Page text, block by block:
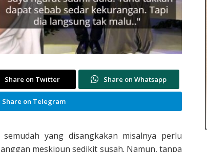
Share on Twitter Share on Whatsapp
Share on Telegram
yang disangkakan misalnya perlu
meskipun sedikit susah. Namun, tanpa